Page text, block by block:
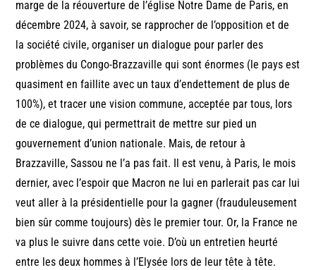
marge de la réouverture de l’église Notre Dame de Paris, en
décembre 2024, à savoir, se rapprocher de l’opposition et de
la société civile, organiser un dialogue pour parler des
problèmes du Congo-Brazzaville qui sont énormes (le pays est
quasiment en faillite avec un taux d’endettement de plus de
100%), et tracer une vision commune, acceptée par tous, lors
de ce dialogue, qui permettrait de mettre sur pied un
gouvernement d’union nationale. Mais, de retour à
Brazzaville, Sassou ne l’a pas fait. Il est venu, à Paris, le mois
dernier, avec l’espoir que Macron ne lui en parlerait pas car lui
veut aller à la présidentielle pour la gagner (frauduleusement
bien sûr comme toujours) dès le premier tour. Or, la France ne
va plus le suivre dans cette voie. D’où un entretien heurté
entre les deux hommes à l’Elysée lors de leur tête à tête.